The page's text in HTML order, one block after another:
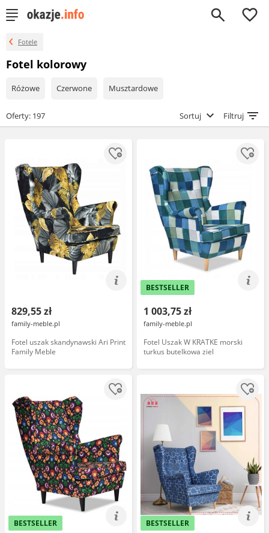
0
Fotele
Fotel kolorowy
Różowe Czerwone Musztardowe
Oferty: 197 Sortuj Filtruj
829,55 zł
family-meble.pl
Fotel uszak skandynawski Ari Print
Family Meble
BESTSELLER
1 003,75 zł
family-meble.pl
Fotel Uszak W KRATKE morski
turkus butelkowa ziel
BESTSELLER BESTSELLER